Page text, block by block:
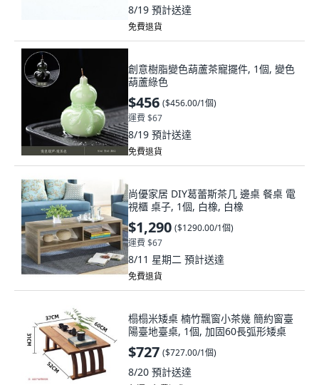
8/19 預計送達
免費退貨
創意樹脂變色葫蘆茶寵擺件, 1個, 變色
葫蘆綠色
$456 ($456.00/1個)
運費 $67
8/19 預計送達
免費退貨
尚優家居 DIY葛蕾斯茶几 邊桌 餐桌 電
視櫃 桌子, 1個, 白橡, 白橡
$1,290 ($1290.00/1個)
運費 $67
8/11 星期二 預計送達
免費退貨
榻榻米矮桌 楠竹飄窗小茶幾 簡約窗臺
陽臺地臺桌, 1個, 加固60長弧形矮桌
$727 ($727.00/1個)
8/20 預計送達